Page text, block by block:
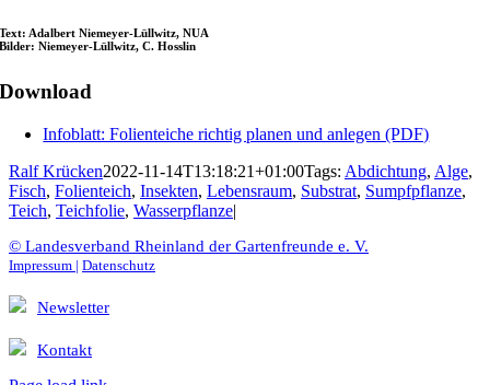
Text: Adalbert Niemeyer-Lüllwitz, NUA
Bilder: Niemeyer-Lüllwitz, C. Hosslin
Download
Infoblatt: Folienteiche richtig planen und anlegen (PDF)
Ralf Krücken2022-11-14T13:18:21+01:00Tags: Abdichtung, Alge,
Fisch, Folienteich, Insekten, Lebensraum, Substrat, Sumpfpflanze,
Teich, Teichfolie, Wasserpflanze|
© Landesverband Rheinland der Gartenfreunde e. V.
Impressum | Datenschutz
Newsletter
Kontakt